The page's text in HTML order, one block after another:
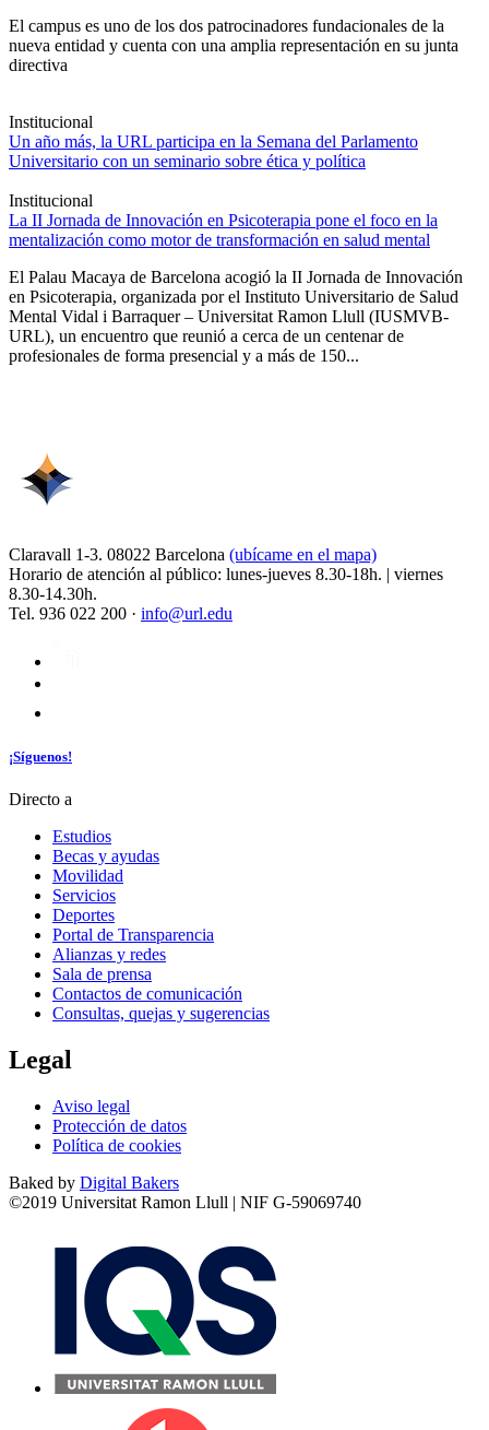
El campus es uno de los dos patrocinadores fundacionales de la
nueva entidad y cuenta con una amplia representación en su junta
directiva
Institucional
Un año más, la URL participa en la Semana del Parlamento
Universitario con un seminario sobre ética y política
Institucional
La II Jornada de Innovación en Psicoterapia pone el foco en la
mentalización como motor de transformación en salud mental
El Palau Macaya de Barcelona acogió la II Jornada de Innovación
en Psicoterapia, organizada por el Instituto Universitario de Salud
Mental Vidal i Barraquer – Universitat Ramon Llull (IUSMVB-
URL), un encuentro que reunió a cerca de un centenar de
profesionales de forma presencial y a más de 150...
Claravall 1-3. 08022 Barcelona (ubícame en el mapa)
Horario de atención al público: lunes-jueves 8.30-18h. | viernes
8.30-14.30h.
Tel. 936 022 200 · info@url.edu
¡Síguenos!
Directo a
Estudios
Becas y ayudas
Movilidad
Servicios
Deportes
Portal de Transparencia
Alianzas y redes
Sala de prensa
Contactos de comunicación
Consultas, quejas y sugerencias
Legal
Aviso legal
Protección de datos
Política de cookies
Baked by Digital Bakers
©2019 Universitat Ramon Llull | NIF G-59069740